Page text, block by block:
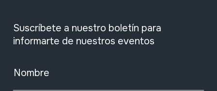
Suscríbete a nuestro boletín para
informarte de nuestros eventos
Nombre